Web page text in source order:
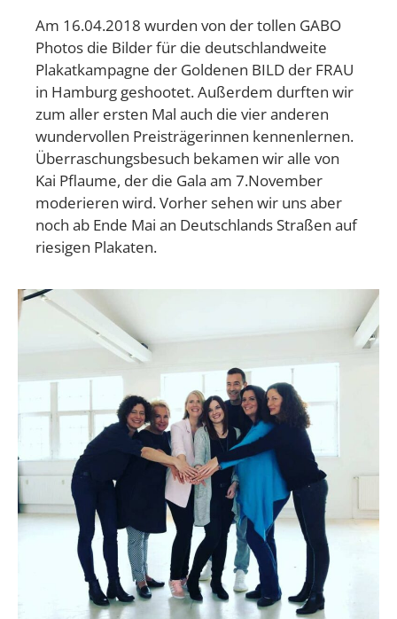
Am 16.04.2018 wurden von der tollen GABO
Photos die Bilder für die deutschlandweite
Plakatkampagne der Goldenen BILD der FRAU
in Hamburg geshootet. Außerdem durften wir
zum aller ersten Mal auch die vier anderen
wundervollen Preisträgerinnen kennenlernen.
Überraschungsbesuch bekamen wir alle von
Kai Pflaume, der die Gala am 7.November
moderieren wird. Vorher sehen wir uns aber
noch ab Ende Mai an Deutschlands Straßen auf
riesigen Plakaten.